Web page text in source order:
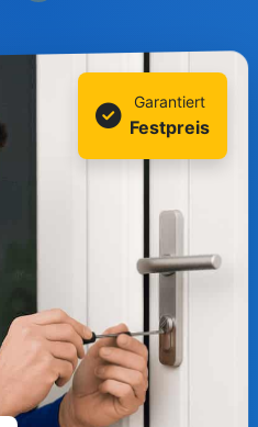
Garantiert
Festpreis